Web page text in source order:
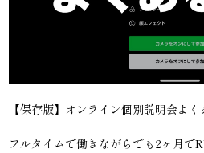
【保存版】オンライン個別説明会よ
フルタイムで働きながらでも2ヶ月で